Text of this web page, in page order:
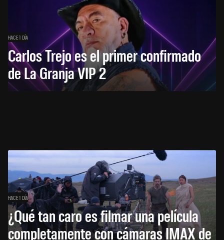
HACE 1 DÍA
Carlos Trejo es el primer confirmado
de La Granja VIP 2
HACE 1 DÍA
¿Qué tan caro es filmar una película
completamente con cámaras IMAX de